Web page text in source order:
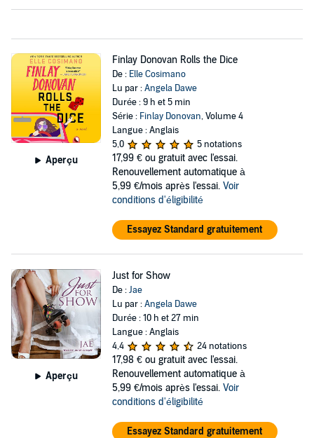
Aperçu
Finlay Donovan Rolls the Dice
De : Elle Cosimano
Lu par :Angela Dawe
Durée : 9 h et 5 min
Série : Finlay Donovan, Volume 4
Langue : Anglais
5,0
5 notations
17,99 € ou gratuit avec l'essai.
Renouvellement automatique à
5,99 €/mois après l'essai. Voir
conditions d'éligibilité
Essayez Standard gratuitement
Aperçu
Just for Show
De :Jae
Lu par :Angela Dawe
Durée : 10 h et 27 min
Langue : Anglais
4,4
24 notations
17,98 € ou gratuit avec l'essai.
Renouvellement automatique à
5,99 €/mois après l'essai. Voir
conditions d'éligibilité
Essayez Standard gratuitement